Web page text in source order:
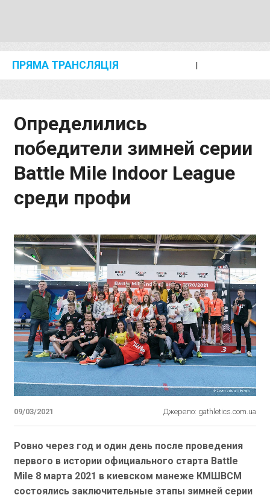
ПРЯМА ТРАНСЛЯЦІЯ I
Определились
победители зимней серии
Battle Mile Indoor League
среди профи
09/03/2021 Джерело: gathletics.com.ua
Ровно через год и один день после проведения
первого в истории официального старта Battle
Mile 8 марта 2021 в киевском манеже КМШВСМ
состоялись заключительные этапы зимней серии